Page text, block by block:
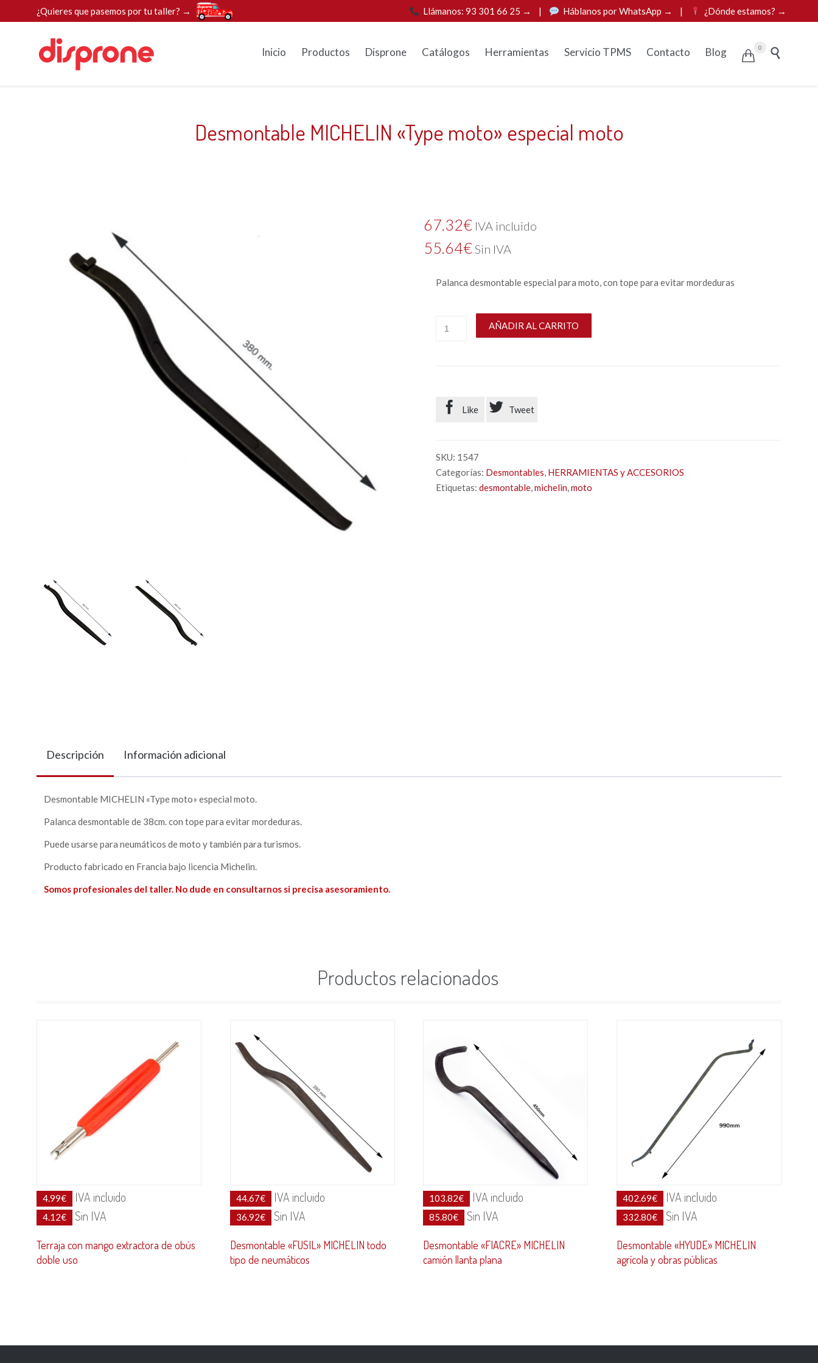
¿Quieres que pasemos por tu taller? → Llámanos: 93 301 66 25 → | Háblanos por WhatsApp → | ¿Dónde estamos? →
Skip
to
Inicio Productos Disprone Catálogos Herramientas Servicio TPMS Contacto Blog 
0 
Desmontable MICHELIN «Type moto» especial moto
67.32€ IVA incluido
55.64€Sin IVA
Palanca desmontable especial para moto, con tope para evitar mordeduras
AÑADIR AL CARRITO
 Like  Tweet
SKU: 1547
Categorías: Desmontables, HERRAMIENTAS y ACCESORIOS
Etiquetas:desmontable,michelin,moto
Descripción Información adicional
Desmontable MICHELIN «Type moto» especial moto.
Palanca desmontable de 38cm. con tope para evitar mordeduras.
Puede usarse para neumáticos de moto y también para turismos.
Producto fabricado en Francia bajo licencia Michelin.
Somos profesionales del taller. No dude en consultarnos si precisa asesoramiento.
Productos relacionados
4.99€ IVA incluido
4.12€ Sin IVA
Terraja con mango extractora de obús
doble uso
44.67€ IVA incluido
36.92€ Sin IVA
Desmontable «FUSIL» MICHELIN todo
tipo de neumáticos
103.82€ IVA incluido
85.80€ Sin IVA
Desmontable «FIACRE» MICHELIN
camión llanta plana
402.69€ IVA incluido
332.80€ Sin IVA
Desmontable «HYUDE» MICHELIN
agrícola y obras públicas